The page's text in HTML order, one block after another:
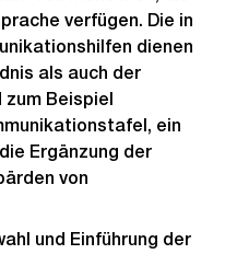
verfügen. Die in
dienen
als auch der
zum Beispiel
ein
Ergänzung der
von
und Einführung der